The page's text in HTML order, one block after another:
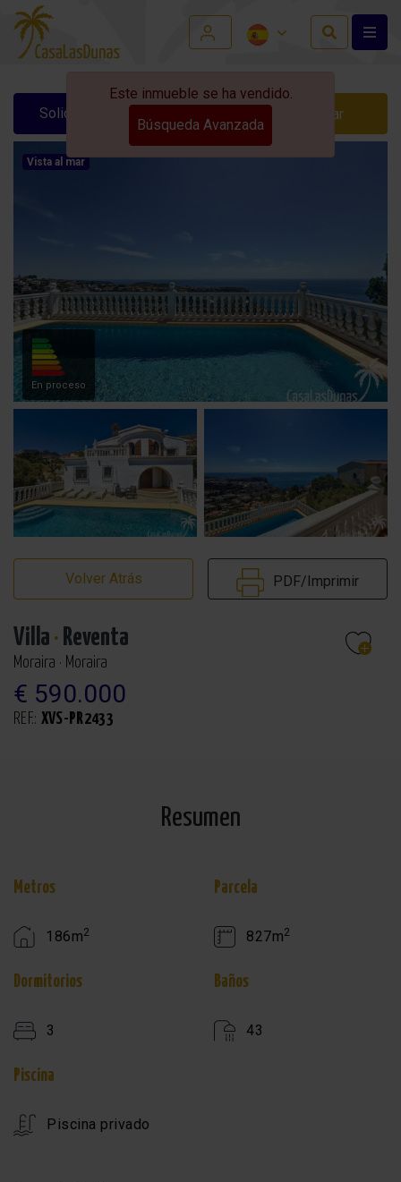
Solicitar información Contactar
Este inmueble se ha vendido.
Búsqueda Avanzada
Vista al mar
En proceso
Volver Atrás PDF/Imprimir
Villa · Reventa
Moraira · Moraira
€ 590.000
REF.: XVS-PR2433
Resumen
Metros
186m2
Parcela
827m2
Dormitorios
3
Baños
43
Piscina
Piscina privado